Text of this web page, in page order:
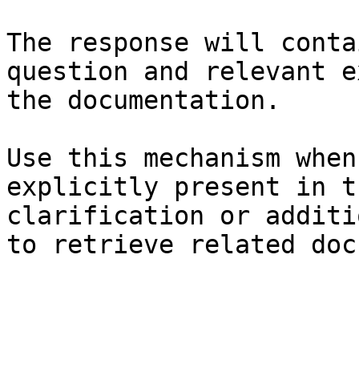
The response will
question and relevant
the documentation.
Use this mechanism
explicitly present in
clarification or